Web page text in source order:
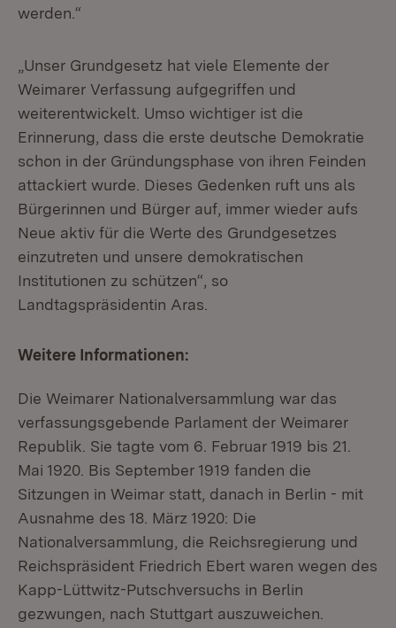
werden.“
„Unser Grundgesetz hat viele Elemente der
Weimarer Verfassung aufgegriffen und
weiterentwickelt. Umso wichtiger ist die
Erinnerung, dass die erste deutsche Demokratie
schon in der Gründungsphase von ihren Feinden
attackiert wurde. Dieses Gedenken ruft uns als
Bürgerinnen und Bürger auf, immer wieder aufs
Neue aktiv für die Werte des Grundgesetzes
einzutreten und unsere demokratischen
Institutionen zu schützen“, so
Landtagspräsidentin Aras.
Weitere Informationen:
Die Weimarer Nationalversammlung war das
verfassungsgebende Parlament der Weimarer
Republik. Sie tagte vom 6. Februar 1919 bis 21.
Mai 1920. Bis September 1919 fanden die
Sitzungen in Weimar statt, danach in Berlin - mit
Ausnahme des 18. März 1920: Die
Nationalversammlung, die Reichsregierung und
Reichspräsident Friedrich Ebert waren wegen des
Kapp-Lüttwitz-Putschversuchs in Berlin
gezwungen, nach Stuttgart auszuweichen.